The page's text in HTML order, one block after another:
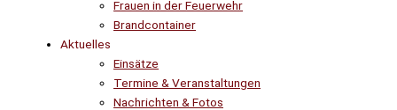
Frauen in der Feuerwehr
Brandcontainer
Aktuelles
Einsätze
Termine & Veranstaltungen
Nachrichten & Fotos